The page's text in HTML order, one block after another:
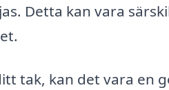
Detta kan vara
tak, kan det vara en